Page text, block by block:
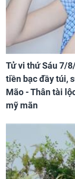
Tử vi thứ Sáu 7/
tiền bạc đầy túi,
Mão - Thân tài
mỹ mãn